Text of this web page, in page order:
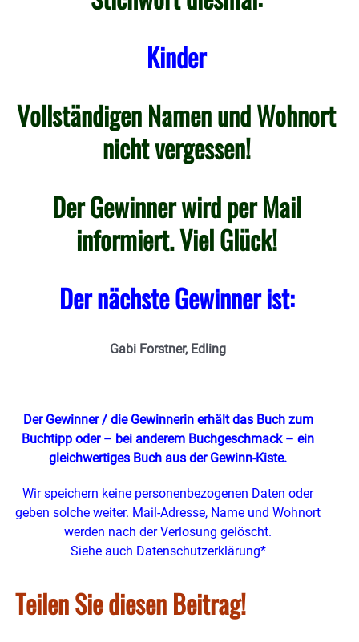
Kinder
Vollständigen Namen und Wohnort
nicht vergessen!
Der Gewinner wird per Mail
informiert. Viel Glück!
Der nächste Gewinner ist:
Gabi Forstner, Edling
Der Gewinner / die Gewinnerin erhält das Buch zum
Buchtipp oder – bei anderem Buchgeschmack – ein
gleichwertiges Buch aus der Gewinn-Kiste.
Wir speichern keine personenbezogenen Daten oder
geben solche weiter. Mail-Adresse, Name und Wohnort
werden nach der Verlosung gelöscht.
Siehe auch Datenschutzerklärung*
Teilen Sie diesen Beitrag!